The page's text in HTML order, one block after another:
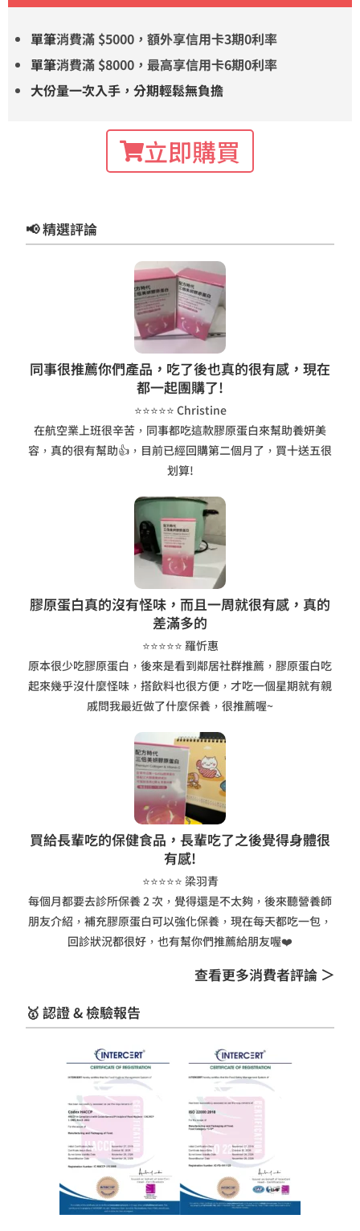
單筆消費滿 $5000，額外享信用卡3期0利率
單筆消費滿 $8000，最高享信用卡6期0利率
大份量一次入手，分期輕鬆無負擔
立即購買
📢 精選評論
同事很推薦你們產品，吃了後也真的很有感，現在
都一起團購了!
⭐⭐⭐⭐⭐ Christine
在航空業上班很辛苦，同事都吃這款膠原蛋白來幫助養妍美
容，真的很有幫助👍，目前已經回購第二個月了，買十送五很
划算!
膠原蛋白真的沒有怪味，而且一周就很有感，真的
差滿多的
⭐⭐⭐⭐⭐ 羅忻惠
原本很少吃膠原蛋白，後來是看到鄰居社群推薦，膠原蛋白吃
起來幾乎沒什麼怪味，搭飲料也很方便，才吃一個星期就有親
戚問我最近做了什麼保養，很推薦喔~
買給長輩吃的保健食品，長輩吃了之後覺得身體很
有感!
⭐⭐⭐⭐⭐ 梁羽青
每個月都要去診所保養 2 次，覺得還是不太夠，後來聽營養師
朋友介紹，補充膠原蛋白可以強化保養，現在每天都吃一包，
回診狀況都很好，也有幫你們推薦給朋友喔❤️
查看更多消費者評論 ＞
🥇 認證 & 檢驗報告